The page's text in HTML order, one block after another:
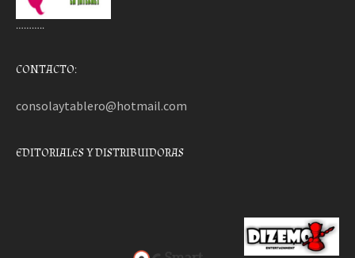
………..
CONTACTO:
consolaytablero@hotmail.com
EDITORIALES Y DISTRIBUIDORAS